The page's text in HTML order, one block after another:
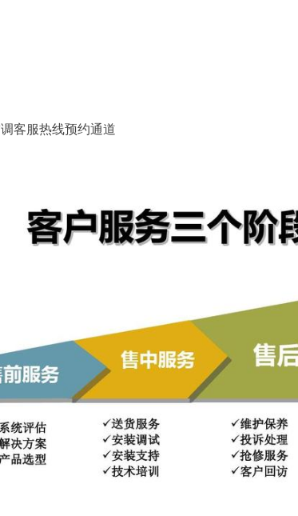
客服热线预约通道